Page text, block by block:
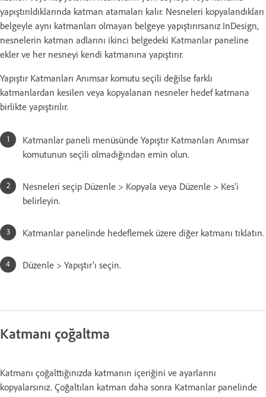
yapıştırıldıklarında katman atamaları kalır. Nesneleri kopyalandıkları
belgeyle aynı katmanları olmayan belgeye yapıştırırsanız InDesign,
nesnelerin katman adlarını ikinci belgedeki Katmanlar paneline
ekler ve her nesneyi kendi katmanına yapıştırır.
Yapıştır Katmanları Anımsar komutu seçili değilse farklı
katmanlardan kesilen veya kopyalanan nesneler hedef katmana
birlikte yapıştırılır.
Katmanlar paneli menüsünde Yapıştır Katmanları Anımsar
komutunun seçili olmadığından emin olun.
Nesneleri seçip Düzenle > Kopyala veya Düzenle > Kes'i
belirleyin.
Katmanlar panelinde hedeflemek üzere diğer katmanı tıklatın.
Düzenle > Yapıştır'ı seçin.
Katmanı çoğaltma
Katmanı çoğalttığınızda katmanın içeriğini ve ayarlarını
kopyalarsınız. Çoğaltılan katman daha sonra Katmanlar panelinde